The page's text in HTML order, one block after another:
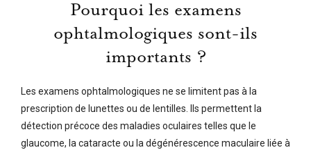
Pourquoi les examens
ophtalmologiques sont-ils
importants ?
Les examens ophtalmologiques ne se limitent pas à la
prescription de lunettes ou de lentilles. Ils permettent la
détection précoce des maladies oculaires telles que le
glaucome, la cataracte ou la dégénérescence maculaire liée à